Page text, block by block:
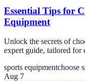
Essential Tips for
Equipment
Unlock the secrets of
expert guide, tailored for
sports equipmentchoose
Aug 7